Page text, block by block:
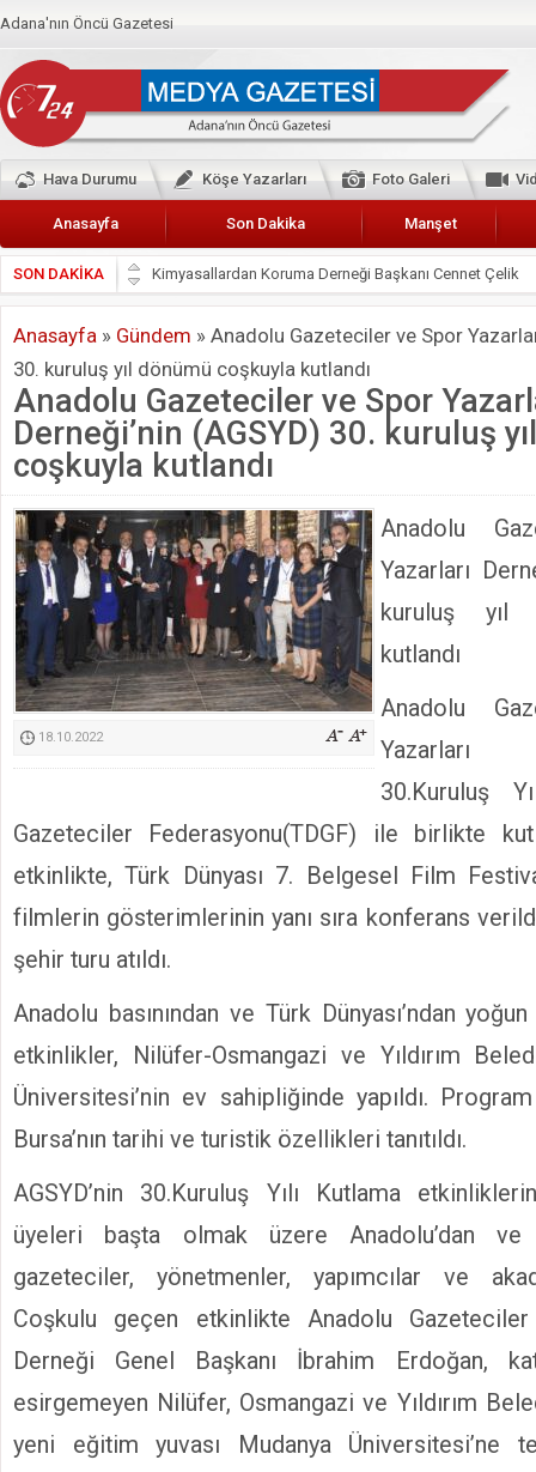
Adana'nın Öncü Gazetesi
Hava Durumu Köşe Yazarları Foto Galeri
Anasayfa Son Dakika Manşet
SON DAKİKA
Başkan Güler’den Başkan Karalar’a hizmet çağrısı
Lokantacılar ve Kebapçılar Esnaf Odası Başkanı Şefik
Hak-İş Abdurrahman Yücel
HDP İL BİNASININ ÖNÜNDE ANNELER TARİH
CEYHAN TİCARET ODASI
Hainler emellerine asla erişemeyecekler
İyi Parti Yüreğir İlçe Başkanı Enis Akyürek
Kimyasallardan Koruma Derneği Başkanı Cennet Çelik
Anasayfa » Gündem » Anadolu Gazeteciler ve Spor
30. kuruluş yıl dönümü coşkuyla kutlandı
Anadolu Gazeteciler ve Spor
Derneği’nin (AGSYD) 30. kuruluş
coşkuyla kutlandı
18.10.2022
Anadolu
Yazarları
kuruluş yıl
kutlandı
Anadolu
Yazarları
30.Kuruluş
Gazeteciler Federasyonu(TDGF) ile birlikte
etkinlikte, Türk Dünyası 7. Belgesel Film
filmlerin gösterimlerinin yanı sıra konferans
şehir turu atıldı.
Anadolu basınından ve Türk Dünyası’ndan
etkinlikler, Nilüfer-Osmangazi ve Yıldırım
Üniversitesi’nin ev sahipliğinde yapıldı.
Bursa’nın tarihi ve turistik özellikleri tanıtıldı.
AGSYD’nin 30.Kuruluş Yılı Kutlama
üyeleri başta olmak üzere Anadolu’dan ve
gazeteciler, yönetmenler, yapımcılar ve
Coşkulu geçen etkinlikte Anadolu
Derneği Genel Başkanı İbrahim Erdoğan,
esirgemeyen Nilüfer, Osmangazi ve Yıldırım
yeni eğitim yuvası Mudanya Üniversitesi’ne